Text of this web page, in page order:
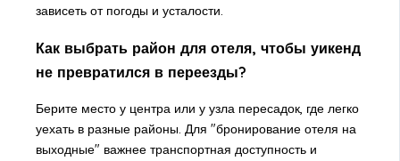
зависеть от погоды и усталости.
Как выбрать район для отеля, чтобы уикенд
не превратился в переезды?
Берите место у центра или у узла пересадок, где легко
уехать в разные районы. Для "бронирование отеля на
выходные" важнее транспортная доступность и